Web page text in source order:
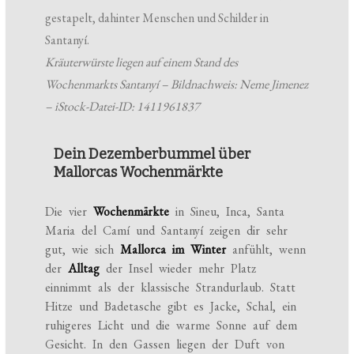
Kräuterwürste liegen auf einem Stand des
Wochenmarkts Santanyí – Bildnachweis: Neme Jimenez
– iStock-Datei-ID: 1411961837
Dein Dezemberbummel über
Mallorcas Wochenmärkte
Die vierWochenmärkte in Sineu, Inca, Santa
Maria del Camí und Santanyí zeigen dir sehr
gut, wie sichMallorca im Winteranfühlt, wenn
derAlltag der Insel wieder mehr Platz
einnimmt als der klassische Strandurlaub. Statt
Hitze und Badetasche gibt es Jacke, Schal, ein
ruhigeres Licht und die warme Sonne auf dem
Gesicht. In den Gassen liegen der Duft von